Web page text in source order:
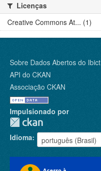
Licenças
Creative Commons At... (1)
Sobre Dados Abertos do Ibict
API do CKAN
Associação CKAN
Impulsionado por
Idioma